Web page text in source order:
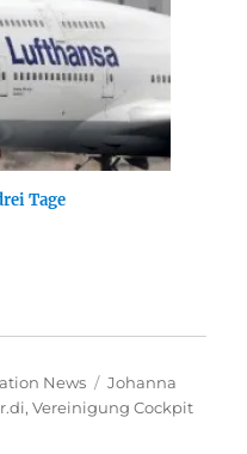
Tage
News Schlagwörter
Johanna
,Vereinigung Cockpit